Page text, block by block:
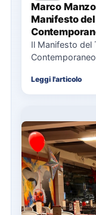
Marco
Manifesto
per il
Il Manifesto del
Leggi l'articolo